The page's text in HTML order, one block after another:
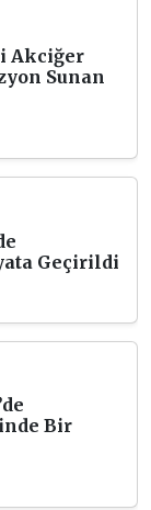
Akciğer
Sunan
Geçirildi
Bir